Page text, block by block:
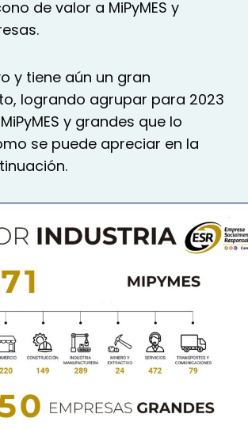
de valor a MiPyMES y
y tiene aún un gran
logrando agrupar para 2023
y grandes que lo
se puede apreciar en la